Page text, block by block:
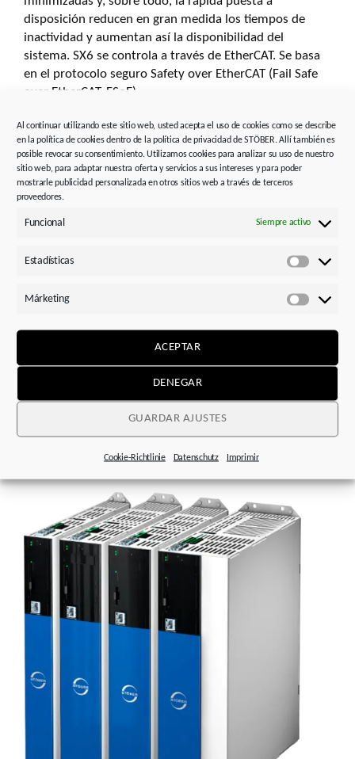
Al continuar utilizando este sitio web, usted acepta el uso de cookies como se describe
en la política de cookies dentro de la política de privacidad de STÖBER. Allí también es
posible revocar su consentimiento. Utilizamos cookies para analizar su uso de nuestro
sitio web, para adaptar nuestra oferta y servicios a sus intereses y para poder
mostrarle publicidad personalizada en otros sitios web a través de terceros
proveedores.
Funcional Siempre activo
Estadísticas
Márketing
ACEPTAR
DENEGAR
GUARDAR AJUSTES
Cookie-Richtlinie Datenschutz Imprimir
disposición reducen en gran medida los tiempos de
inactividad y aumentan así la disponibilidad del
sistema. SX6 se controla a través de EtherCAT. Se basa
en el protocolo seguro Safety over EtherCAT (Fail Safe
over EtherCAT, FSoE).
Para el funcionamiento del módulo de seguridad no se
precisan motores, encoders, cables ni controladores de
parada o de velocidad especiales. Cuando es necesario
realizar tareas de mantenimiento, las empresas pueden
utilizar una tarjeta SD como memoria de datos para
transferir un proyecto de seguridad existente a otros
Pie de foto: